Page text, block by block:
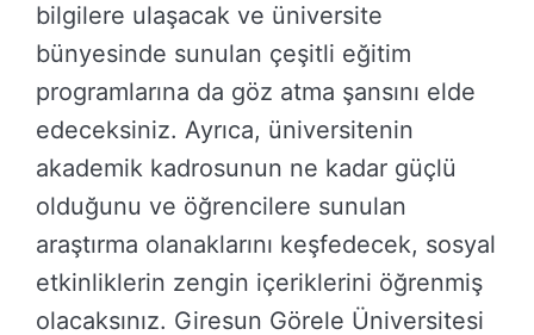
bilgilere ulaşacak ve üniversite
bünyesinde sunulan çeşitli eğitim
programlarına da göz atma şansını elde
edeceksiniz. Ayrıca, üniversitenin
akademik kadrosunun ne kadar güçlü
olduğunu ve öğrencilere sunulan
araştırma olanaklarını keşfedecek, sosyal
etkinliklerin zengin içeriklerini öğrenmiş
olacaksınız. Giresun Görele Üniversitesi